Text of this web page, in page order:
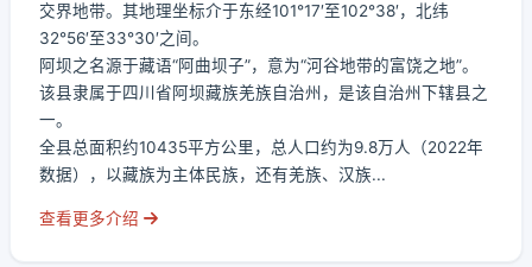
交界地带。其地理坐标介于东经101°17′至102°38′，北纬
32°56′至33°30′之间。
阿坝之名源于藏语“阿曲坝子”，意为“河谷地带的富饶之地”。
该县隶属于四川省阿坝藏族羌族自治州，是该自治州下辖县之
一。
全县总面积约10435平方公里，总人口约为9.8万人（2022年
数据），以藏族为主体民族，还有羌族、汉族...
查看更多介绍